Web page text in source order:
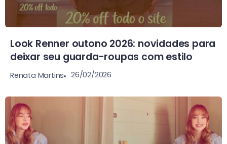
Look Renner outono 2026: novidades para
deixar seu guarda-roupas com estilo
Renata Martins 26/02/2026